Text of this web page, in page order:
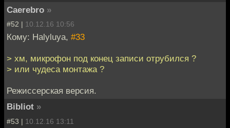
Caerebro »
#52 | 10.12.16 10:56
Кому: Halyluya, #33
> хм, микрофон под конец записи отрубился ?
> или чудеса монтажа ?
Режиссерская версия.
Bibliot »
#53 | 10.12.16 13:11